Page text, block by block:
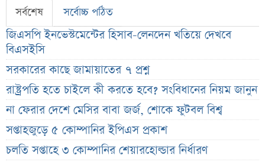
সর্বশেষ সর্বোচ্চ পঠিত
জিএসপি ইনভেস্টমেন্টের হিসাব-লেনদেন খতিয়ে দেখবে
বিএসইসি
সরকারের কাছে জামায়াতের ৭ প্রশ্ন
রাষ্ট্রপতি হতে চাইলে কী করতে হবে? সংবিধানের নিয়ম জানুন
না ফেরার দেশে মেসির বাবা জর্জ, শোকে ফুটবল বিশ্ব
সপ্তাহজুড়ে ৫ কোম্পানির ইপিএস প্রকাশ
চলতি সপ্তাহে ৩ কোম্পানির শেয়ারহোল্ডার নির্ধারণ